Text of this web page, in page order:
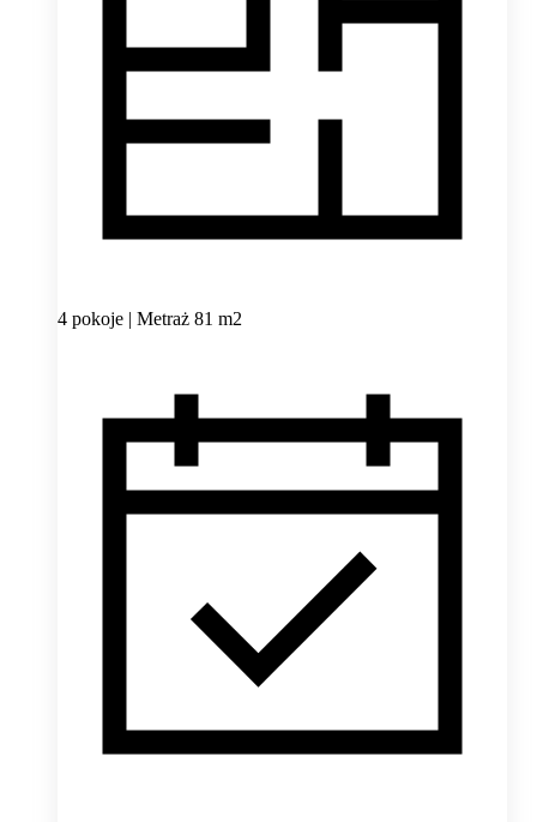
4 pokoje | Metraż 81 m2